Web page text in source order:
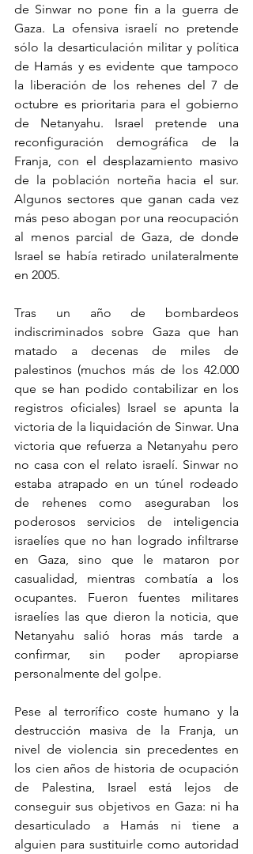
de Sinwar no pone fin a la guerra de
Gaza. La ofensiva israelí no pretende
sólo la desarticulación militar y política
de Hamás y es evidente que tampoco
la liberación de los rehenes del 7 de
octubre es prioritaria para el gobierno
de Netanyahu. Israel pretende una
reconfiguración demográfica de la
Franja, con el desplazamiento masivo
de la población norteña hacia el sur.
Algunos sectores que ganan cada vez
más peso abogan por una reocupación
al menos parcial de Gaza, de donde
Israel se había retirado unilateralmente
en 2005.
Tras un año de bombardeos
indiscriminados sobre Gaza que han
matado a decenas de miles de
palestinos (muchos más de los 42.000
que se han podido contabilizar en los
registros oficiales) Israel se apunta la
victoria de la liquidación de Sinwar. Una
victoria que refuerza a Netanyahu pero
no casa con el relato israelí. Sinwar no
estaba atrapado en un túnel rodeado
de rehenes como aseguraban los
poderosos servicios de inteligencia
israelíes que no han logrado infiltrarse
en Gaza, sino que le mataron por
casualidad, mientras combatía a los
ocupantes. Fueron fuentes militares
israelíes las que dieron la noticia, que
Netanyahu salió horas más tarde a
confirmar, sin poder apropiarse
personalmente del golpe.
Pese al terrorífico coste humano y la
destrucción masiva de la Franja, un
nivel de violencia sin precedentes en
los cien años de historia de ocupación
de Palestina, Israel está lejos de
conseguir sus objetivos en Gaza: ni ha
desarticulado a Hamás ni tiene a
alguien para sustituirle como autoridad